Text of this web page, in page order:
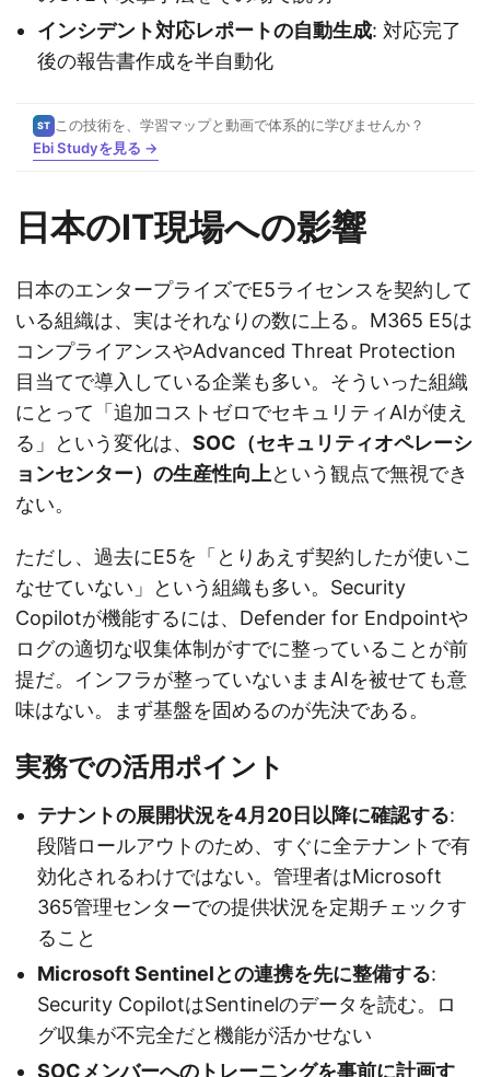
インシデント対応レポートの自動生成: 対応完了
後の報告書作成を半自動化
ST この技術を、学習マップと動画で体系的に学びませんか？
Ebi Studyを見る →
日本のIT現場への影響
日本のエンタープライズでE5ライセンスを契約して
いる組織は、実はそれなりの数に上る。M365 E5は
コンプライアンスやAdvanced Threat Protection
目当てで導入している企業も多い。そういった組織
にとって「追加コストゼロでセキュリティAIが使え
る」という変化は、 SOC（セキュリティオペレーシ
ョンセンター）の生産性向上という観点で無視でき
ない。
ただし、過去にE5を「とりあえず契約したが使いこ
なせていない」という組織も多い。Security
Copilotが機能するには、Defender for Endpointや
ログの適切な収集体制がすでに整っていることが前
提だ。インフラが整っていないままAIを被せても意
味はない。まず基盤を固めるのが先決である。
実務での活用ポイント
テナントの展開状況を4月20日以降に確認する:
段階ロールアウトのため、すぐに全テナントで有
効化されるわけではない。管理者はMicrosoft
365管理センターでの提供状況を定期チェックす
ること
Microsoft Sentinelとの連携を先に整備する:
Security CopilotはSentinelのデータを読む。ロ
グ収集が不完全だと機能が活かせない
SOCメンバーへのトレーニングを事前に計画す